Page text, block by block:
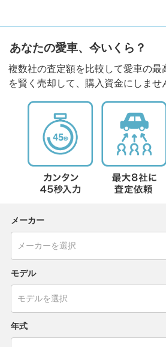
あなたの愛車、今いくら？
複数社の査定額を比較して愛車の最
を賢く売却して、購入資金にしませ
メーカー
モデル
年式